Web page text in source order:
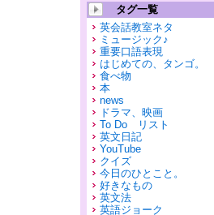
タグ一覧
英会話教室ネタ
ミュージック♪
重要口語表現
はじめての、タンゴ。
食べ物
本
news
ドラマ、映画
To Do リスト
英文日記
YouTube
クイズ
今日のひとこと。
好きなもの
英文法
英語ジョーク